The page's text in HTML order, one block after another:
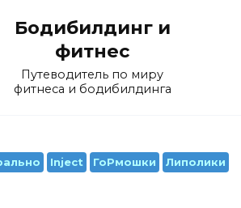
Бодибилдинг и
фитнес
Путеводитель по миру
фитнеса и бодибилдинга
Inject ГоРмошки Липолики